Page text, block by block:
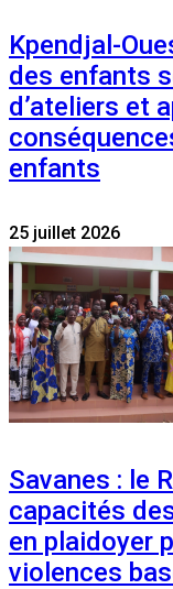
Kpendjal-
des enfants
d’ateliers et
enfants
25 juillet 2026
Savanes : le
capacités
en plaidoyer
violences